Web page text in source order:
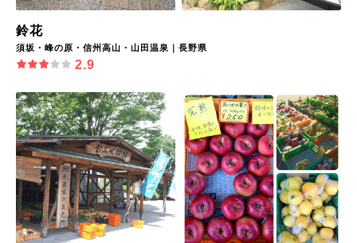
鈴花
須坂・峰の原・信州高山・山田温泉｜長野県
2.9